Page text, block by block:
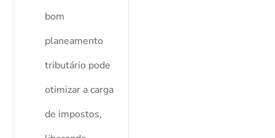
bom
planeamento
tributário pode
otimizar a carga
de impostos,